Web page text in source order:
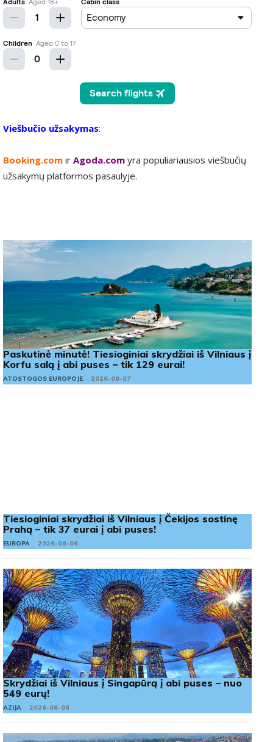
Viešbučio užsakymas:
Booking.com ir Agoda.com yra populiariausios viešbučių
užsakymų platformos pasaulyje.
Paskutinė minutė! Tiesioginiai skrydžiai iš Vilniaus į
Korfu salą į abi puses – tik 129 eurai!
ATOSTOGOS EUROPOJE 2026-08-07
Tiesioginiai skrydžiai iš Vilniaus į Čekijos sostinę
Prahą – tik 37 eurai į abi puses!
EUROPA 2026-08-06
Skrydžiai iš Vilniaus į Singapūrą į abi puses – nuo
549 eurų!
AZIJA 2026-08-06